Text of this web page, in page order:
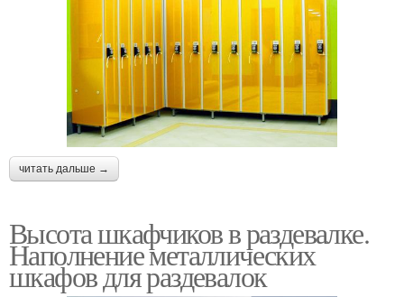
читать дальше →
Высота шкафчиков в раздевалке.
Наполнение металлических
шкафов для раздевалок